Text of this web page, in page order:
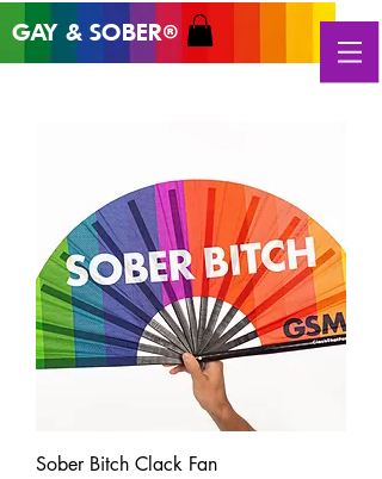
GAY & SOBER®
Sober Bitch Clack Fan